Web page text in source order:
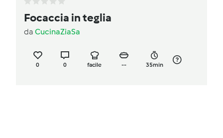
Focaccia in teglia
da CucinaZiaSa
0 0 facile -- 35min